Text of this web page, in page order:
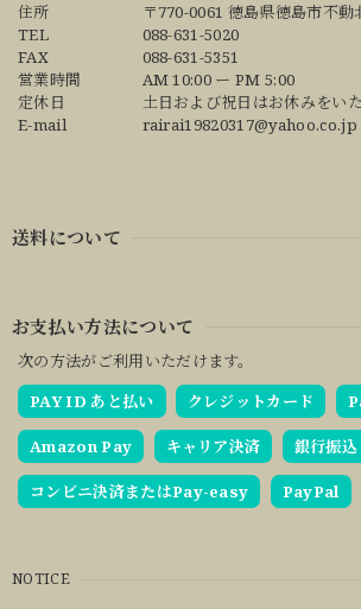
住所
〒770-0061 徳島県徳島市不動
TEL
088-631-5020
FAX
088-631-5351
営業時間
AM 10:00 ー PM 5:00
定休日
土日および祝日はお休みをい
E-mail
rairai19820317@yahoo.co.jp
送料について
お支払い方法について
次の方法がご利用いただけます。
PAY ID あと払い
クレジットカード
Amazon Pay キャリア決済 銀行振込
コンビニ決済またはPay-easy PayPal
NOTICE